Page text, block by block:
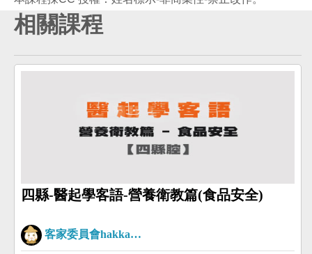
相關課程
四縣-醫起學客語-營養衛教篇(食品安全)
客家委員會hakkaman